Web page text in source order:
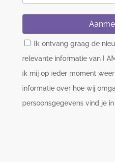
Ik ontvang graag de
relevante informatie van I
ik mij op ieder moment
informatie over hoe wij
persoonsgegevens vind je